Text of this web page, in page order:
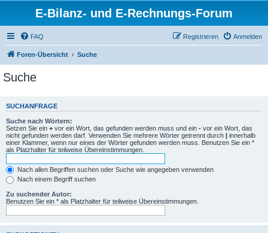
E-Bilanz- und E-Rechnungs-Forum
FAQ Anmelden
Registrieren
Foren-Übersicht Suche
Suche
SUCHANFRAGE
Suche nach Wörtern:
Setzen Sie ein + vor ein Wort, das gefunden werden muss und ein - vor ein Wort, das
nicht gefunden werden darf. Verwenden Sie mehrere Wörter getrennt durch | innerhalb
einer Klammer, wenn nur eines der Wörter gefunden werden muss. Benutzen Sie ein *
als Platzhalter für teilweise Übereinstimmungen.
Nach allen Begriffen suchen oder Suche wie angegeben verwenden
Nach einem Begriff suchen
Zu suchender Autor:
Benutzen Sie ein * als Platzhalter für teilweise Übereinstimmungen.